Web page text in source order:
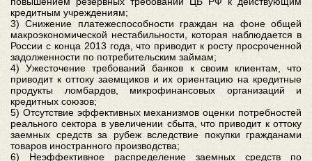
кредитным учреждениям;
3) Снижение платежеспособности граждан на фоне общей
макроэкономической нестабильности, которая наблюдается в
России с конца 2013 года, что приводит к росту просроченной
задолженности по потребительским займам;
4) Ужесточение требований банков к своим клиентам, что
приводит к оттоку заемщиков и их ориентацию на кредитные
продукты ломбардов, микрофинансовых организаций и
кредитных союзов;
5) Отсутствие эффективных механизмов оценки потребностей
реального сектора в увеличении сбыта, что приводит к оттоку
заемных средств за рубеж вследствие покупки гражданами
товаров иностранного производства;
6) Неэффективное распределение заемных средств по